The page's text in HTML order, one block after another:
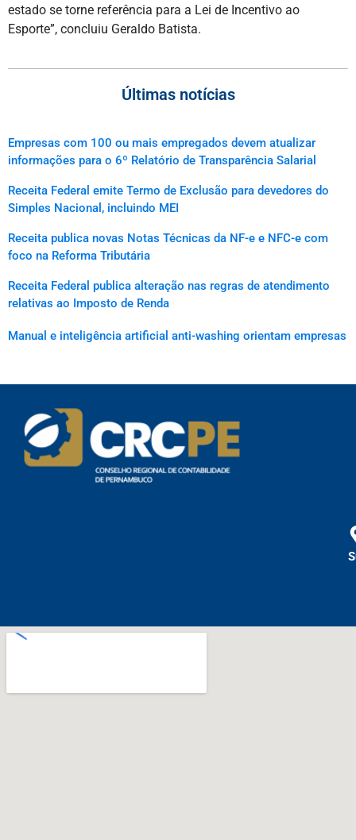
estado se torne referência para a Lei de Incentivo ao
Esporte”, concluiu Geraldo Batista.
Últimas notícias
Empresas com 100 ou mais empregados devem atualizar
informações para o 6º Relatório de Transparência Salarial
Receita Federal emite Termo de Exclusão para devedores do
Simples Nacional, incluindo MEI
Receita publica novas Notas Técnicas da NF-e e NFC-e com
foco na Reforma Tributária
Receita Federal publica alteração nas regras de atendimento
relativas ao Imposto de Renda
Manual e inteligência artificial anti-washing orientam empresas